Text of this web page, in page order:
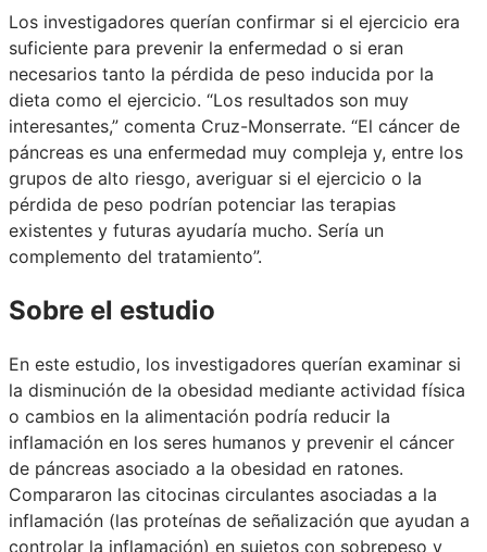
Los investigadores querían confirmar si el ejercicio era
suficiente para prevenir la enfermedad o si eran
necesarios tanto la pérdida de peso inducida por la
dieta como el ejercicio. “Los resultados son muy
interesantes,” comenta Cruz-Monserrate. “El cáncer de
páncreas es una enfermedad muy compleja y, entre los
grupos de alto riesgo, averiguar si el ejercicio o la
pérdida de peso podrían potenciar las terapias
existentes y futuras ayudaría mucho. Sería un
complemento del tratamiento”.
Sobre el estudio
En este estudio, los investigadores querían examinar si
la disminución de la obesidad mediante actividad física
o cambios en la alimentación podría reducir la
inflamación en los seres humanos y prevenir el cáncer
de páncreas asociado a la obesidad en ratones.
Compararon las citocinas circulantes asociadas a la
inflamación (las proteínas de señalización que ayudan a
controlar la inflamación) en sujetos con sobrepeso y